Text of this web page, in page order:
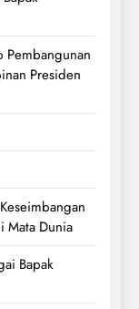
Pembangunan
Presiden
Mata Dunia
Bapak